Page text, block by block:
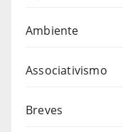
Ambiente
Associativismo
Breves